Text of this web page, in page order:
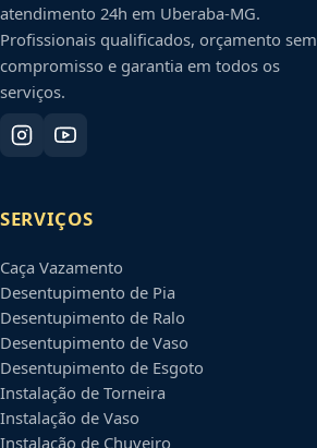
atendimento 24h em Uberaba-MG.
Profissionais qualificados, orçamento sem
compromisso e garantia em todos os
serviços.
SERVIÇOS
Caça Vazamento
Desentupimento de Pia
Desentupimento de Ralo
Desentupimento de Vaso
Desentupimento de Esgoto
Instalação de Torneira
Instalação de Vaso
Instalação de Chuveiro